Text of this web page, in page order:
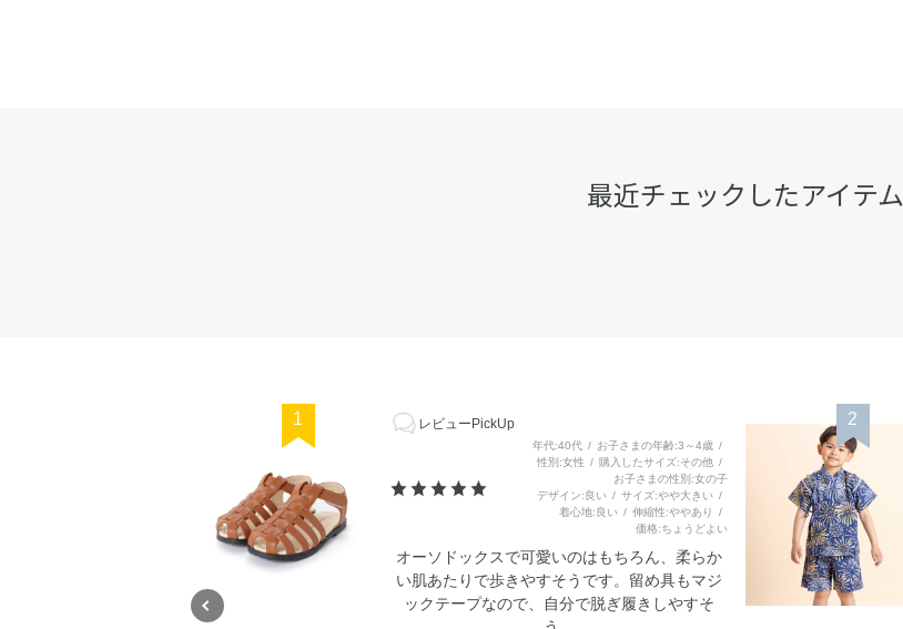
最近チェックしたアイテム
1 レビューPickUp
年代 40代 お子さまの年齢 3～4歳
性別 女性 購入したサイズ その他
お子さまの性別 女の子
デザイン 良い サイズ やや大きい
着心地 良い 伸縮性 ややあり
価格 ちょうどよい
オーソドックスで可愛いのはもちろん、柔らか
い肌あたりで歩きやすそうです。留め具もマジ
ックテープなので、自分で脱ぎ履きしやすそ
2